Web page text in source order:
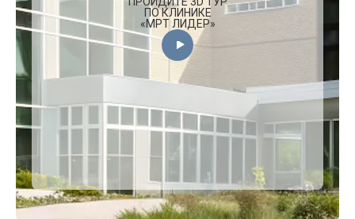
ПО КЛИНИКЕ
«МРТ ЛИДЕР»